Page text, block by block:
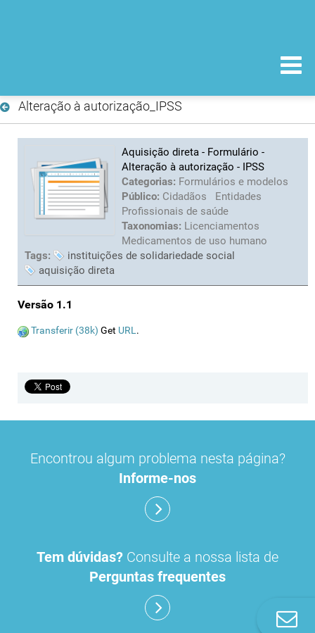
Alteração à autorização_IPSS
Aquisição direta - Formulário -
Alteração à autorização - IPSS
Categorias: Formulários e modelos
Público: Cidadãos
Entidades
Profissionais de saúde
Taxonomias: Licenciamentos
Medicamentos de uso humano
Tags:
instituições de solidariedade social
aquisição direta
Versão 1.1
Transferir (38k) Get URL.
Encontrou algum problema nesta página?
Informe-nos
Tem dúvidas? Consulte a nossa lista de
Perguntas frequentes